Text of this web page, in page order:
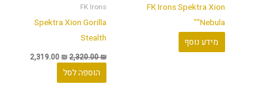
FK Irons Spektra Xion
"Nebula"
מידע נוסף
FK Irons
Spektra Xion Gorilla
Stealth
2,320.00₪
2,319.00 ₪
הוספה לסל